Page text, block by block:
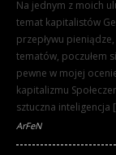
Na jednym z moich
temat kapitalistów
przepływu
tematów, poczułem
pewne w mojej
kapitalizmu
sztuczna inteligencja
ArFeN